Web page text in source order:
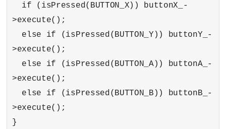
if (isPressed(BUTTON_X)) buttonX_-
>execute();
else if (isPressed(BUTTON_Y)) buttonY_-
>execute();
else if (isPressed(BUTTON_A)) buttonA_-
>execute();
else if (isPressed(BUTTON_B)) buttonB_-
>execute();
}